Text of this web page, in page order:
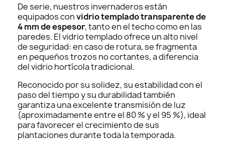
De serie, nuestros invernaderos están
equipados convidrio templado transparente de
4 mm de espesor, tanto en el techo como en las
paredes. El vidrio templado ofrece un alto nivel
de seguridad: en caso de rotura, se fragmenta
en pequeños trozos no cortantes, a diferencia
del vidrio hortícola tradicional.
Reconocido por su solidez, su estabilidad con el
paso del tiempo y su durabilidad también
garantiza una excelente transmisión de luz
(aproximadamente entre el 80 % y el 95 %), ideal
para favorecer el crecimiento de sus
plantaciones durante toda la temporada.